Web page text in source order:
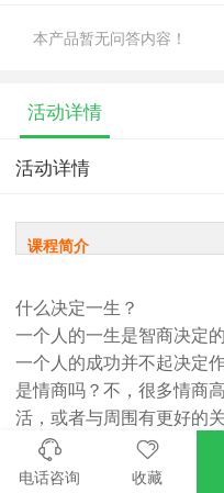
本产品暂无问答内容！
活动详情
活动详情
课程简介
什么决定一生？
一个人的一生是智商决定
一个人的成功并不起决定作
是情商吗？不，很多情商
活，或者与周围有更好的
更深刻的东西，去体悟生
那么应该是什么呢？真正
电话咨询 收藏